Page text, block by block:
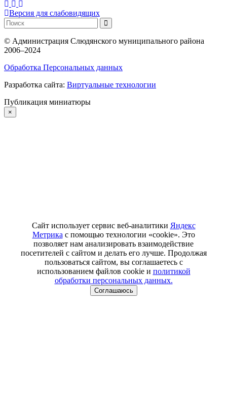
Версия для слабовидящих
© Администрация Слюдянского муниципального района
2006–2024
Обработка Персональных данных
Разработка сайта: Виртуальные технологии
Публикация миниатюры
×
Сайт использует сервис веб-аналитики Яндекс
Метрика с помощью технологии «cookie». Это
позволяет нам анализировать взаимодействие
посетителей с сайтом и делать его лучше. Продолжая
пользоваться сайтом, вы соглашаетесь с
использованием файлов cookie и политикой
обработки персональных данных.
Соглашаюсь